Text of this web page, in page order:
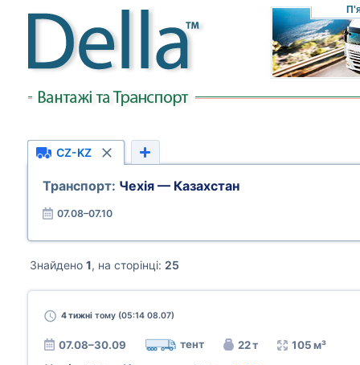
CZ-KZ
Транспорт: Чехія — Казахстан
07.08–07.10
Знайдено 1, на сторінці: 25
4 тижні тому (05:14 08.07)
07.08–30.09 тент 22 т 105 м³